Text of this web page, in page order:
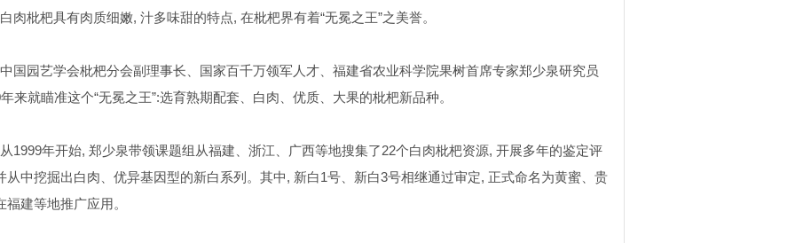
白肉枇杷具有肉质细嫩, 汁多味甜的特点, 在枇杷界有着“无冕之王”之美誉。
中国园艺学会枇杷分会副理事长、国家百千万领军人才、福建省农业科学院果树首席专家郑少泉研究员
年来就瞄准这个“无冕之王”:选育熟期配套、白肉、优质、大果的枇杷新品种。
从1999年开始, 郑少泉带领课题组从福建、浙江、广西等地搜集了22个白肉枇杷资源, 开展多年的鉴定评
从中挖掘出白肉、优异基因型的新白系列。其中, 新白1号、新白3号相继通过审定, 正式命名为黄蜜、贵
福建等地推广应用。